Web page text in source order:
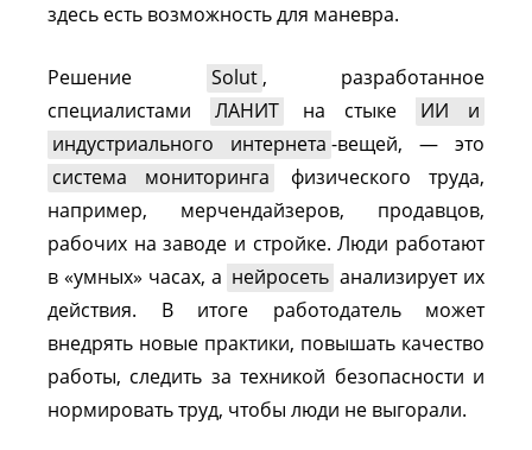
здесь есть возможность для маневра.
Решение Solut , разработанное
специалистами
ЛАНИТ на стыке
ИИ и
индустриального интернета -вещей, — это
система мониторинга
физического труда,
например, мерчендайзеров, продавцов,
рабочих на заводе и стройке. Люди работают
в «умных» часах, а нейросеть анализирует их
действия. В итоге работодатель может
внедрять новые практики, повышать качество
работы, следить за техникой безопасности и
нормировать труд, чтобы люди не выгорали.